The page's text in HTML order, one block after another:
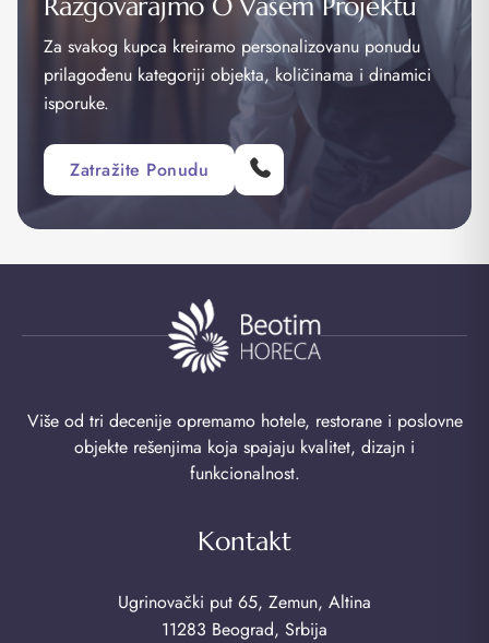
Razgovarajmo O Vašem Projektu
Za svakog kupca kreiramo personalizovanu ponudu
prilagođenu kategoriji objekta, količinama i dinamici
isporuke.
Zatražite Ponudu
Više od tri decenije opremamo hotele, restorane i poslovne
objekte rešenjima koja spajaju kvalitet, dizajn i
funkcionalnost.
Kontakt
Ugrinovački put 65, Zemun, Altina
11283 Beograd, Srbija